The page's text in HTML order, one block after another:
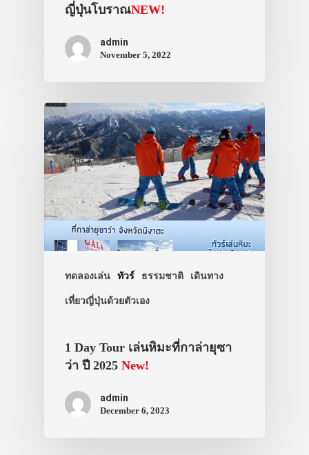
ญี่ปุ่นโบราณNEW!
admin
November 5, 2022
ทดลองเล่น ทัวร์ ธรรมชาติ เดินทาง
เที่ยวญี่ปุ่นด้วยตัวเอง
1 Day Tour เล่นหิมะที่กาล่ายุซา
ว่า ปี 2025 New!
admin
December 6, 2023
ประเทศญี่ปุ่น
เที่ยวญี่ปุ่นด้ว
เอง
รถบัส
เดินทาง
ทัวร์
ที่พัก
ภาพประทับใจ